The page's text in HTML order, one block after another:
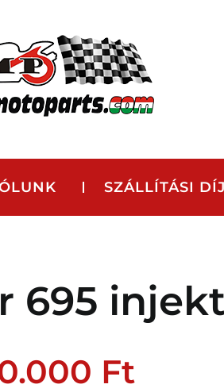
SZÁLLÍTÁSI
695
Ft